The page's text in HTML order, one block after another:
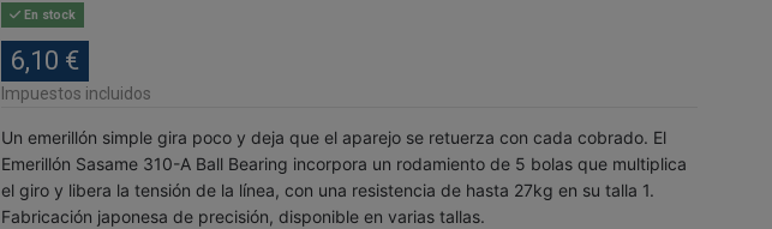
En stock
6,10 €
Impuestos incluidos
Un emerillón simple gira poco y deja que el aparejo se retuerza con cada cobrado. El
Emerillón Sasame 310-A Ball Bearing incorpora un rodamiento de 5 bolas que multiplica
el giro y libera la tensión de la línea, con una resistencia de hasta 27kg en su talla 1.
Fabricación japonesa de precisión, disponible en varias tallas.